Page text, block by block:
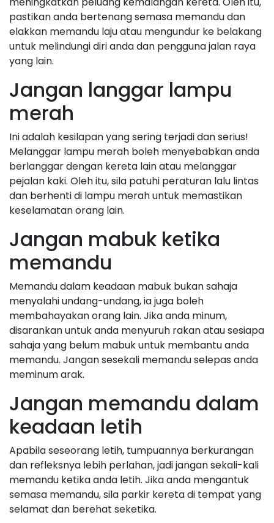
pastikan anda bertenang semasa memandu dan
elakkan memandu laju atau mengundur ke belakang
untuk melindungi diri anda dan pengguna jalan raya
yang lain.
Jangan langgar lampu
merah
Ini adalah kesilapan yang sering terjadi dan serius!
Melanggar lampu merah boleh menyebabkan anda
berlanggar dengan kereta lain atau melanggar
pejalan kaki. Oleh itu, sila patuhi peraturan lalu lintas
dan berhenti di lampu merah untuk memastikan
keselamatan orang lain.
Jangan mabuk ketika
memandu
Memandu dalam keadaan mabuk bukan sahaja
menyalahi undang-undang, ia juga boleh
membahayakan orang lain. Jika anda minum,
disarankan untuk anda menyuruh rakan atau sesiapa
sahaja yang belum mabuk untuk membantu anda
memandu. Jangan sesekali memandu selepas anda
meminum arak.
Jangan memandu dalam
keadaan letih
Apabila seseorang letih, tumpuannya berkurangan
dan refleksnya lebih perlahan, jadi jangan sekali-kali
memandu ketika anda letih. Jika anda mengantuk
semasa memandu, sila parkir kereta di tempat yang
selamat dan berehat seketika.